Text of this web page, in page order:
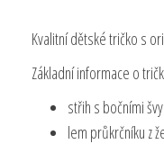
Kvalitní dětské tričko s
Základní informace o
střih s bočními švy
lem průkrčníku z